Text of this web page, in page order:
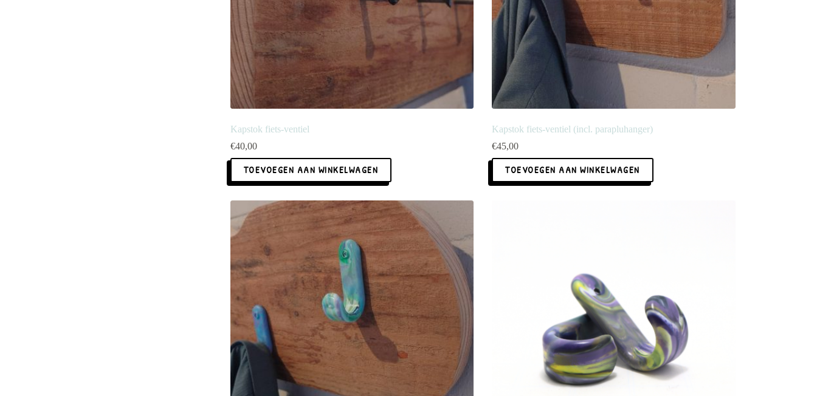
Kapstok fiets-ventiel
€40,00
TOEVOEGEN AAN WINKELWAGEN
Kapstok fiets-ventiel (incl. parapluhanger)
€45,00
TOEVOEGEN AAN WINKELWAGEN